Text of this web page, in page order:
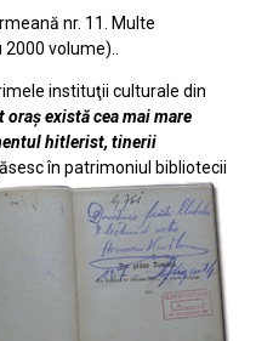
nr. 11. Multe
volume)..
instituţii culturale din
oraş există cea mai mare
hitlerist, tinerii
în patrimoniul bibliotecii